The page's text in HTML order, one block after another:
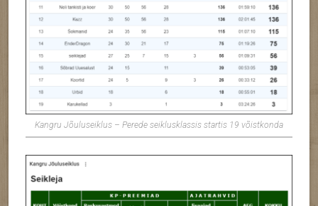
Kangru Jõuluseiklus – Perede seiklusklassis startis 19 võistkonda